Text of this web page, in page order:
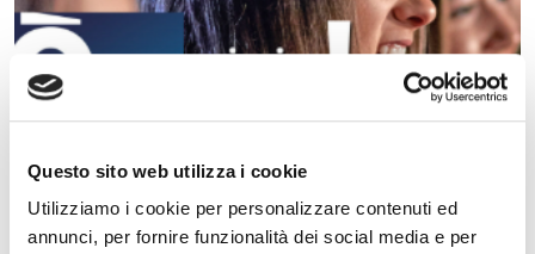
Questo sito web utilizza i cookie
Utilizziamo i cookie per personalizzare contenuti ed
annunci, per fornire funzionalità dei social media e per